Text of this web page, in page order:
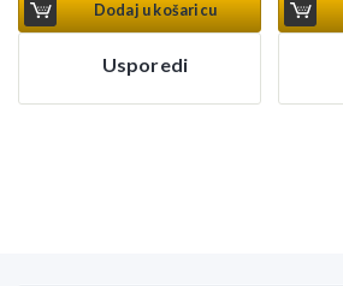
Dodaj u košaricu
Usporedi